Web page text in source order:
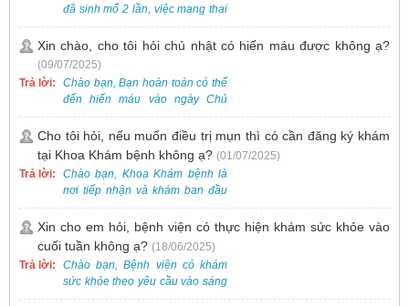
Nam - Thụy Điển Uông Bí.
đã sinh mổ 2 lần, việc mang thai
lần 3 vẫn có thể thực hiện được.
Tại Bệnh viện, chúng tôi đã tiếp
nhận và hỗ trợ nhiều thai phụ có
nhu cầu tương tự.
Xin chào, cho tôi hỏi chủ nhật có hiến máu được không ạ?
(09/07/2025)
Trả lời:
Chào bạn, Bạn hoàn toàn có thể
đến hiến máu vào ngày Chủ
Nhật.
Cho tôi hỏi, nếu muốn điều trị mụn thì có cần đăng ký khám
tại Khoa Khám bệnh không ạ? (01/07/2025)
Trả lời:
Chào bạn, Khoa Khám bệnh là
nơi tiếp nhận và khám ban đầu
cho tất cả các trường hợp, bao
gồm cả điều trị mụn. Vì vậy, bạn
cần đăng ký khám tại Khoa
Khám bệnh trước.
Xin cho em hỏi, bệnh viện có thực hiện khám sức khỏe vào
cuối tuần không ạ? (18/06/2025)
Trả lời:
Chào bạn, Bệnh viện có khám
sức khỏe theo yêu cầu vào sáng
thứ Bảy. Nếu bạn có nhu cầu, vui